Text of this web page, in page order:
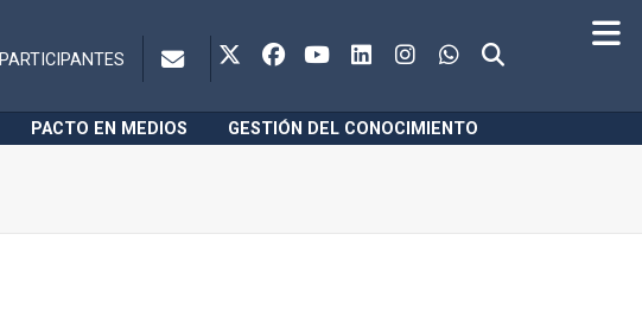
PARTICIPANTES
PACTO EN MEDIOS GESTIÓN DEL CONOCIMIENTO